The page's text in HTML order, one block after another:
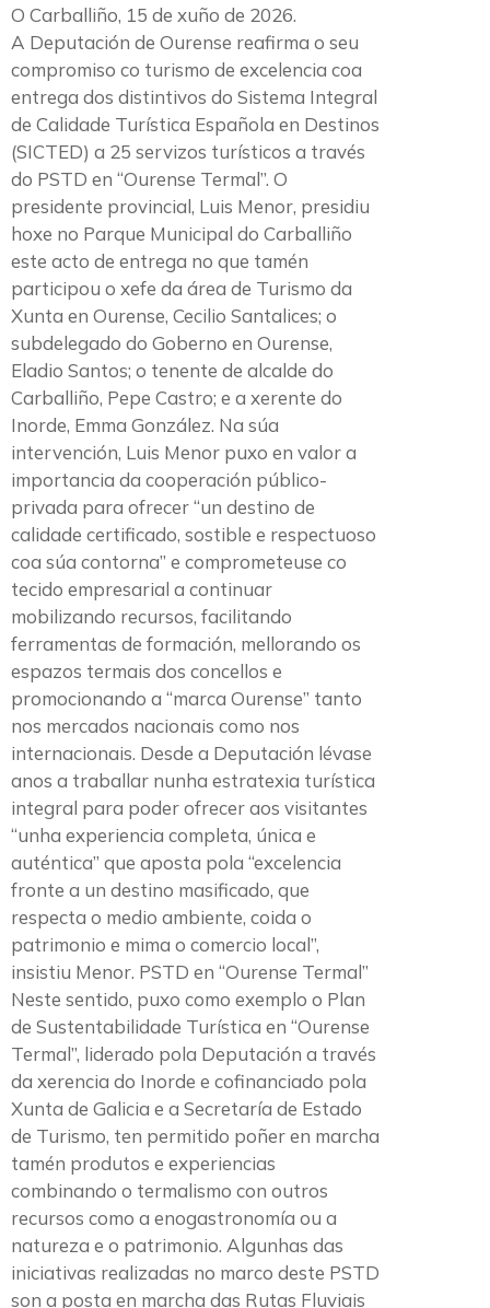
O Carballiño, 15 de xuño de 2026.
A Deputación de Ourense reafirma o seu
compromiso co turismo de excelencia coa
entrega dos distintivos do Sistema Integral
de Calidade Turística Española en Destinos
(SICTED) a 25 servizos turísticos a través
do PSTD en “Ourense Termal”. O
presidente provincial, Luis Menor, presidiu
hoxe no Parque Municipal do Carballiño
este acto de entrega no que tamén
participou o xefe da área de Turismo da
Xunta en Ourense, Cecilio Santalices; o
subdelegado do Goberno en Ourense,
Eladio Santos; o tenente de alcalde do
Carballiño, Pepe Castro; e a xerente do
Inorde, Emma González. Na súa
intervención, Luis Menor puxo en valor a
importancia da cooperación público-
privada para ofrecer “un destino de
calidade certificado, sostible e respectuoso
coa súa contorna” e comprometeuse co
tecido empresarial a continuar
mobilizando recursos, facilitando
ferramentas de formación, mellorando os
espazos termais dos concellos e
promocionando a “marca Ourense” tanto
nos mercados nacionais como nos
internacionais. Desde a Deputación lévase
anos a traballar nunha estratexia turística
integral para poder ofrecer aos visitantes
“unha experiencia completa, única e
auténtica” que aposta pola “excelencia
fronte a un destino masificado, que
respecta o medio ambiente, coida o
patrimonio e mima o comercio local”,
insistiu Menor. PSTD en “Ourense Termal”
Neste sentido, puxo como exemplo o Plan
de Sustentabilidade Turística en “Ourense
Termal”, liderado pola Deputación a través
da xerencia do Inorde e cofinanciado pola
Xunta de Galicia e a Secretaría de Estado
de Turismo, ten permitido poñer en marcha
tamén produtos e experiencias
combinando o termalismo con outros
recursos como a enogastronomía ou a
natureza e o patrimonio. Algunhas das
iniciativas realizadas no marco deste PSTD
son a posta en marcha das Rutas Fluviais